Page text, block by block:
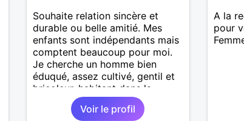
rien,
Souhaite relation sincère et
durable ou belle amitié. Mes
enfants sont indépendants mais
comptent beaucoup pour moi.
Je cherche un homme bien
éduqué, assez cultivé, gentil et
bricoleur, habitant dans la
région grenobloise. Ecrivez-moi,
je ne vois pas les coups de
Voir le profil
A la
pour